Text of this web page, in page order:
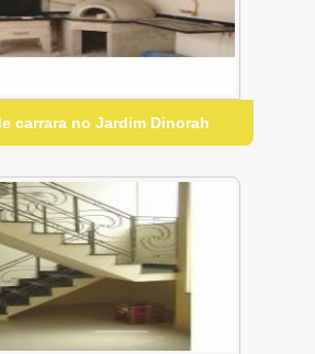
carrara no Jardim Dinorah